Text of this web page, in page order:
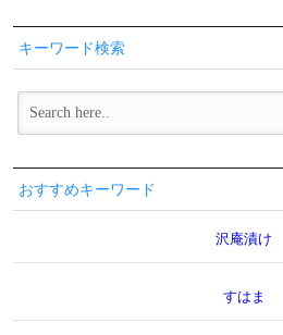
キーワード検索
おすすめキーワード
沢庵漬け
すはま